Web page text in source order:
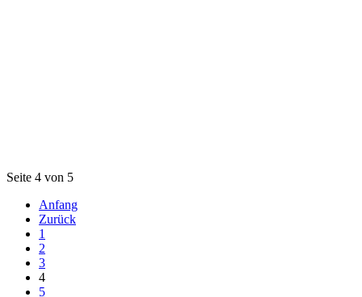
Seite 4 von 5
Anfang
Zurück
1
2
3
4
5